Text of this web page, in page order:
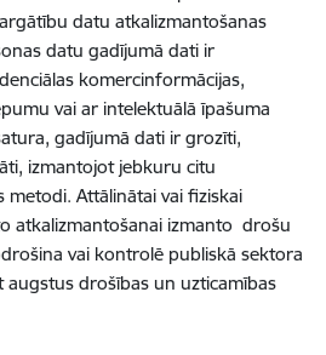
datu atkalizmantošanas
datu gadījumā dati ir
komercinformācijas,
vai ar intelektuālā īpašuma
gadījumā dati ir grozīti,
izmantojot jebkuru citu
metodi. Attālinātai vai fiziskai
atkalizmantošanai izmanto drošu
vai kontrolē publiskā sektora
drošības un uzticamības